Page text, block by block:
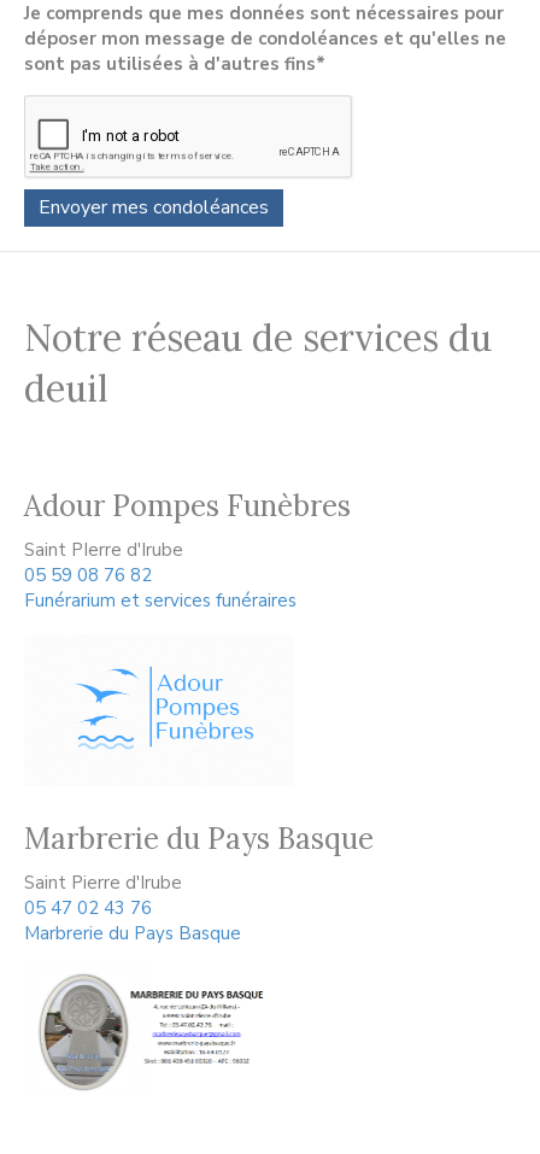
Je comprends que mes données sont nécessaires pour
déposer mon message de condoléances et qu'elles ne
sont pas utilisées à d'autres fins*
Notre réseau de services du
deuil
Adour Pompes Funèbres
Saint PIerre d'Irube
05 59 08 76 82
Funérarium et services funéraires
Marbrerie du Pays Basque
Saint Pierre d'Irube
05 47 02 43 76
Marbrerie du Pays Basque